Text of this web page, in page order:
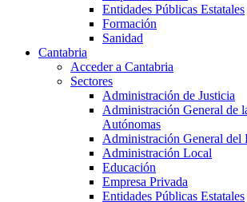
Entidades Públicas Estatales
Formación
Sanidad
Cantabria
Acceder a Cantabria
Sectores
Administración de Justicia
Administración General de
Autónomas
Administración General del
Administración Local
Educación
Empresa Privada
Entidades Públicas Estatales